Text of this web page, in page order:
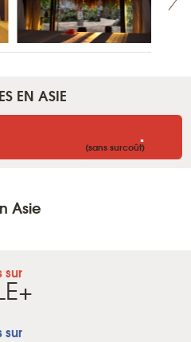
EN ASIE
.
(sans surcoût)
Asie
sur
sur